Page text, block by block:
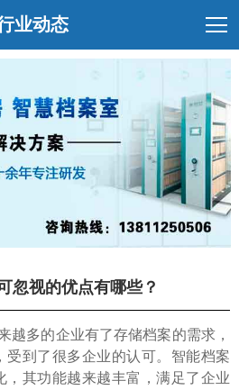
业动态
忽视的优点有哪些？
多的企业有了存储档案的需求，
受到了很多企业的认可。智能档案
，其功能越来越丰富，满足了企业